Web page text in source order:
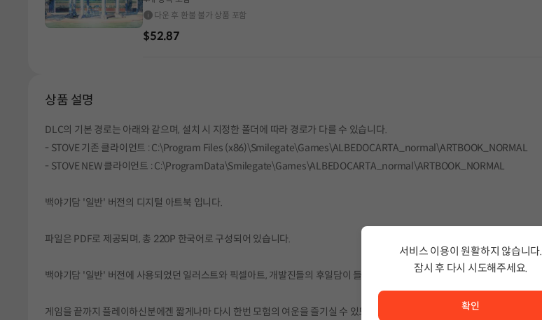
다운 후 환불 불가 상품 포함
$52.87
상품 설명
DLC의 기본 경로는 아래와 같으며, 설치 시 지정한 폴더에 따라 경로가 다를 수 있습니다.
- STOVE 기존 클라이언트 : C:\Program Files (x86)\Smilegate\Games\ALBEDOCARTA_normal\ARTBOOK_NORMAL
- STOVE NEW 클라이언트 : C:\ProgramData\Smilegate\Games\ALBEDOCARTA_normal\ARTBOOK_NORMAL
백야기담 '일반' 버전의 디지털 아트북 입니다.
파일은 PDF로 제공되며, 총 220P 한국어로 구성되어 있습니다.
백야기담 '일반' 버전에 사용되었던 일러스트와 픽셀아트, 개발진들의 후일담이 들어있습니다.
게임을 끝까지 플레이하신분에겐 짧게나마 다시 한번 모험의 여운을 즐기실 수 있도록 구성하였습니다.
서비스 이용이 원활하지 않습니다.
잠시 후 다시 시도해주세요.
확인